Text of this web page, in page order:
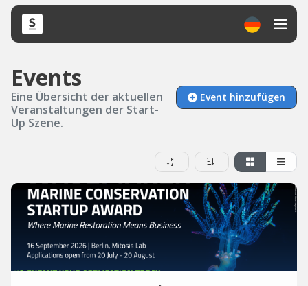
Events
Eine Übersicht der aktuellen
Veranstaltungen der Start-
Up Szene.
Event hinzufügen